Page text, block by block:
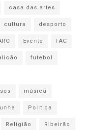
casa das artes
cultura
desporto
Evento
FAC
futebol
música
Politica
Religião
Ribeirão